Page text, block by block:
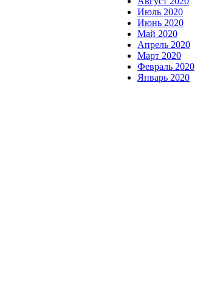
Июль 2020
Июнь 2020
Май 2020
Апрель 2020
Март 2020
Февраль 2020
Январь 2020